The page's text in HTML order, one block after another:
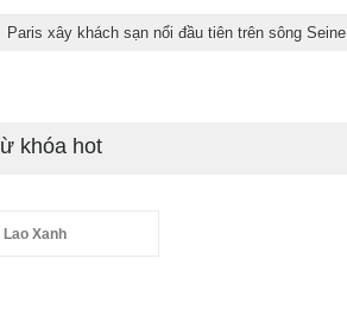
Paris xây khách sạn nổi đầu tiên trên sông Seine
khóa hot
Lao Xanh